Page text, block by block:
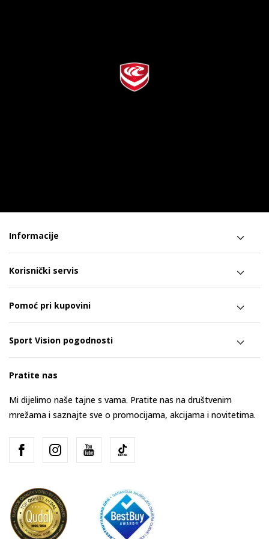
Informacije
Korisnički servis
Pomoć pri kupovini
Sport Vision pogodnosti
Pratite nas
Mi dijelimo naše tajne s vama. Pratite nas na društvenim
mrežama i saznajte sve o promocijama, akcijama i novitetima.